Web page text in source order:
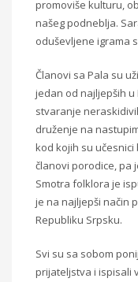
promoviše kulturu,
našeg podneblja.
oduševljene igrama
Članovi sa Pala su
jedan od najljepših u
stvaranje
druženje na
kod kojih su učesnici
članovi porodice, pa
Smotra folklora je
je na najljepši način
Republiku Srpsku.
Svi su sa sobom
prijateljstva i ispisali